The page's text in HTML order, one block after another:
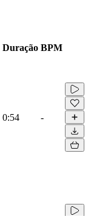
Duração BPM
0:54 -